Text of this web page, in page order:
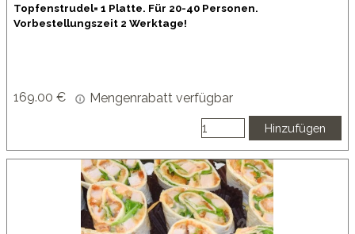
Topfenstrudel= 1 Platte. Für 20-40 Personen.
Vorbestellungszeit 2 Werktage!
169.00 € Mengenrabatt verfügbar
Hinzufügen